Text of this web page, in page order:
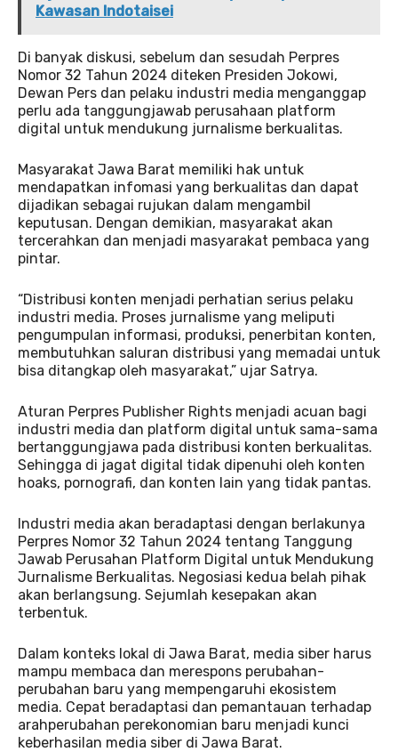
Kawasan Indotaisei
Di banyak diskusi, sebelum dan sesudah Perpres
Nomor 32 Tahun 2024 diteken Presiden Jokowi,
Dewan Pers dan pelaku industri media menganggap
perlu ada tanggungjawab perusahaan platform
digital untuk mendukung jurnalisme berkualitas.
Masyarakat Jawa Barat memiliki hak untuk
mendapatkan infomasi yang berkualitas dan dapat
dijadikan sebagai rujukan dalam mengambil
keputusan. Dengan demikian, masyarakat akan
tercerahkan dan menjadi masyarakat pembaca yang
pintar.
“Distribusi konten menjadi perhatian serius pelaku
industri media. Proses jurnalisme yang meliputi
pengumpulan informasi, produksi, penerbitan konten,
membutuhkan saluran distribusi yang memadai untuk
bisa ditangkap oleh masyarakat,” ujar Satrya.
Aturan Perpres Publisher Rights menjadi acuan bagi
industri media dan platform digital untuk sama-sama
bertanggungjawa pada distribusi konten berkualitas.
Sehingga di jagat digital tidak dipenuhi oleh konten
hoaks, pornografi, dan konten lain yang tidak pantas.
Industri media akan beradaptasi dengan berlakunya
Perpres Nomor 32 Tahun 2024 tentang Tanggung
Jawab Perusahan Platform Digital untuk Mendukung
Jurnalisme Berkualitas. Negosiasi kedua belah pihak
akan berlangsung. Sejumlah kesepakan akan
terbentuk.
Dalam konteks lokal di Jawa Barat, media siber harus
mampu membaca dan merespons perubahan-
perubahan baru yang mempengaruhi ekosistem
media. Cepat beradaptasi dan pemantauan terhadap
arahperubahan perekonomian baru menjadi kunci
keberhasilan media siber di Jawa Barat.